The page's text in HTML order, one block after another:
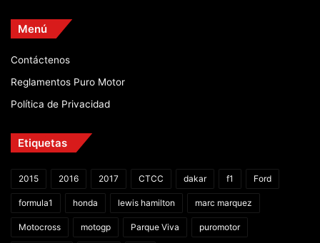
Menú
Contáctenos
Reglamentos Puro Motor
Política de Privacidad
Etiquetas
2015 2016 2017 CTCC dakar f1 Ford
formula1 honda lewis hamilton marc marquez
Motocross motogp Parque Viva puromotor